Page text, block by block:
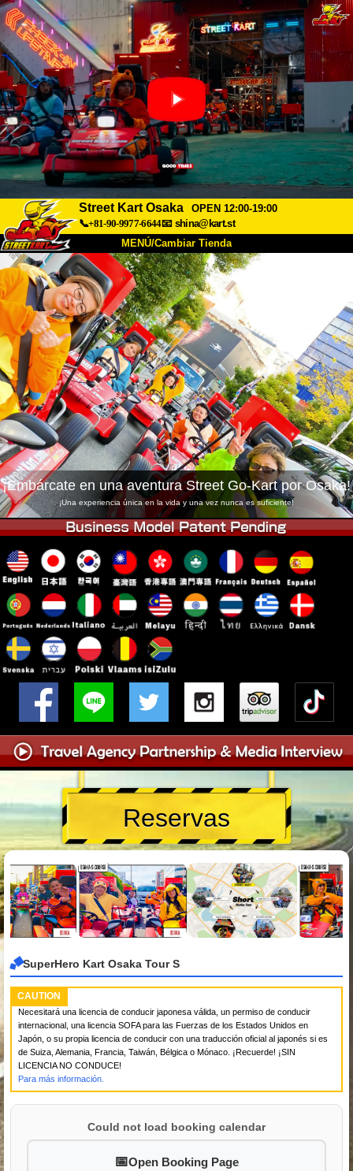
Street Kart Osaka
OPEN 12:00-19:00
📞+81-90-9977-6644📧 shina@kart.st
MENÚ/Cambiar Tienda
INICIO
Acerca de Especificaciones
Acceso Testimonios Preguntas Frecuentes
Empresa Reservas
Cambiar Tienda
Tokyo Shinagawa Tokyo Akihabara#1
Tokyo Akihabara#2 Tokyo Shibuya
Tokyo Shibuya Annex Tokyo Bay
Tokyo Asakusa Osaka
Okinawa
¡Embárcate en una aventura Street Go-Kart por Osaka!
¡Una experiencia única en la vida y una vez nunca es suficiente!
Reservas
SuperHero Kart Osaka Tour S
CAUTION
Necesitará una licencia de conducir japonesa válida, un permiso de conducir
internacional, una licencia SOFA para las Fuerzas de los Estados Unidos en
Japón, o su propia licencia de conducir con una traducción oficial al japonés si es
de Suiza, Alemania, Francia, Taiwán, Bélgica o Mónaco. ¡Recuerde! ¡SIN
LICENCIA NO CONDUCE!
Para más información.
Could not load booking calendar
Open Booking Page